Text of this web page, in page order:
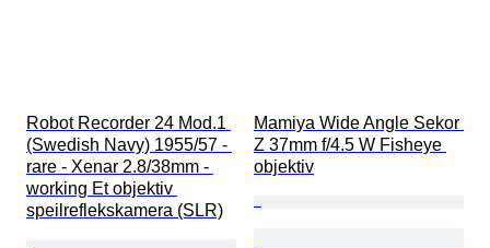
Robot Recorder 24 Mod.1
(Swedish Navy) 1955/57 -
rare - Xenar 2.8/38mm -
working Et objektiv
speilreflekskamera (SLR)
Mamiya Wide Angle Sekor
Z 37mm f/4.5 W Fisheye
objektiv